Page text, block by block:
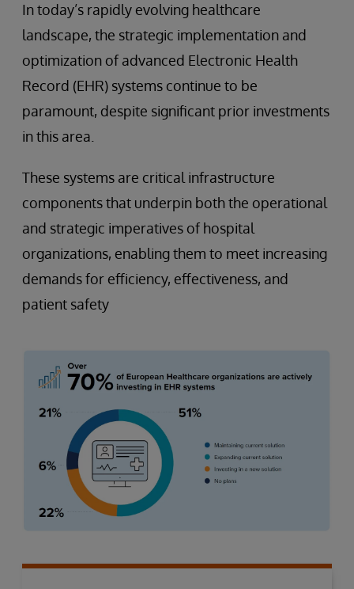
In today’s rapidly evolving healthcare
landscape, the strategic implementation and
optimization of advanced Electronic Health
Record (EHR) systems continue to be
paramount, despite significant prior investments
in this area.
These systems are critical infrastructure
components that underpin both the operational
and strategic imperatives of hospital
organizations, enabling them to meet increasing
demands for efficiency, effectiveness, and
patient safety